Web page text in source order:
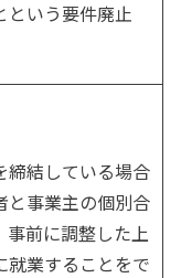
という要件廃止
締結している場合
と事業主の個別合
事前に調整した上
就業することをで